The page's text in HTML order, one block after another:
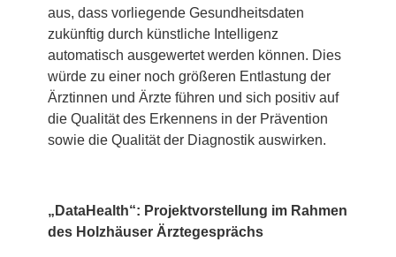
aus, dass vorliegende Gesundheitsdaten
zukünftig durch künstliche Intelligenz
automatisch ausgewertet werden können. Dies
würde zu einer noch größeren Entlastung der
Ärztinnen und Ärzte führen und sich positiv auf
die Qualität des Erkennens in der Prävention
sowie die Qualität der Diagnostik auswirken.
„DataHealth“: Projektvorstellung im Rahmen
des Holzhäuser Ärztegesprächs